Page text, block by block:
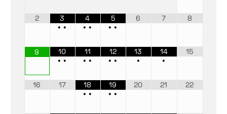
2
3
••
4
••
5
••
6 7 8
9
10
••
11
••
12
••
13
•
14
•
15
16 17
18
••
19
••
20 21 22